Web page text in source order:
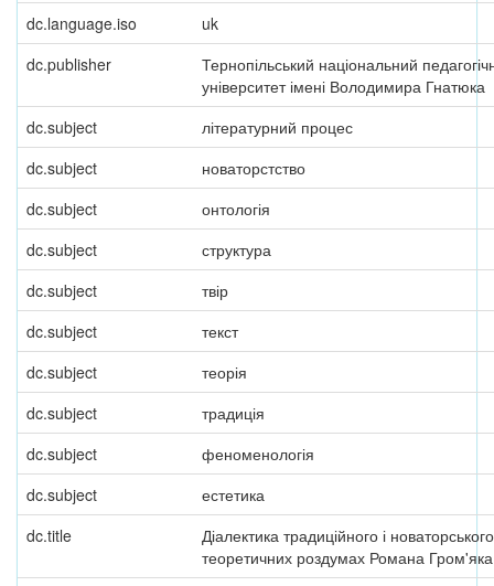
dc.language.iso
uk
dc.publisher
Тернопільський національний
університет імені Володимира Гнатюка
dc.subject
літературний процес
dc.subject
новаторстство
dc.subject
онтологія
dc.subject
структура
dc.subject
твір
dc.subject
текст
dc.subject
теорія
dc.subject
традиція
dc.subject
феноменологія
dc.subject
естетика
dc.title
Діалектика традиційного і
теоретичних роздумах Романа Гром'яка